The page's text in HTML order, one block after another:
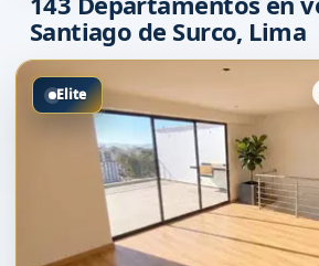
Santiago de Surco, Lima
Elite